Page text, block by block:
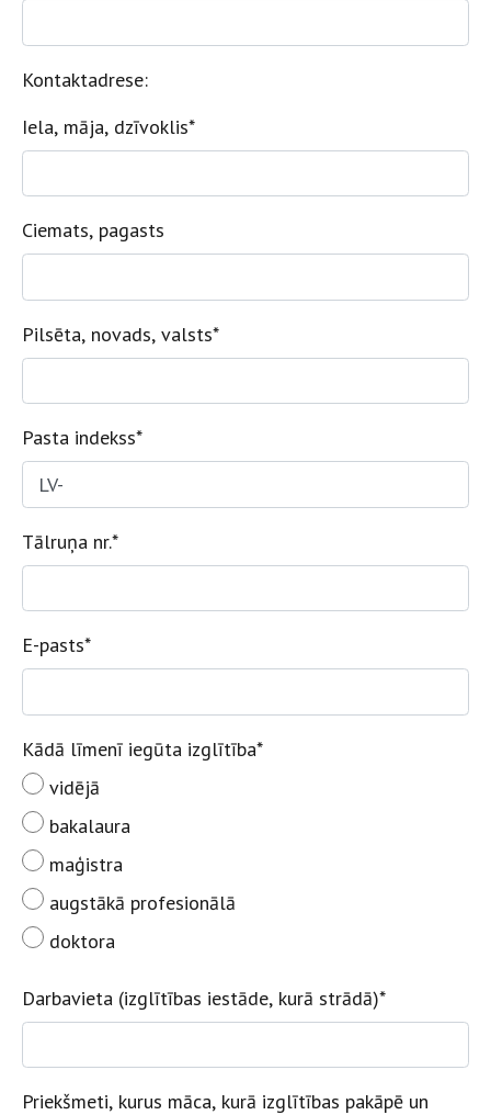
Kontaktadrese:
Iela, māja, dzīvoklis*
Ciemats, pagasts
Pilsēta, novads, valsts*
Pasta indekss*
Tālruņa nr.*
E-pasts*
Kādā līmenī iegūta izglītība*
vidējā
bakalaura
maģistra
augstākā profesionālā
doktora
Darbavieta (izglītības iestāde, kurā strādā)*
Priekšmeti, kurus māca, kurā izglītības pakāpē un